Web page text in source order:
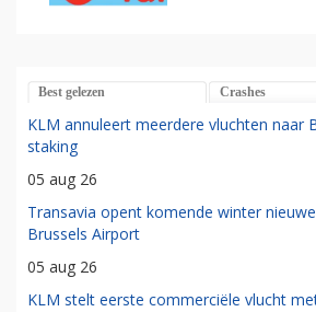
Best gelezen Crashes
KLM annuleert meerdere vluchten naar
staking
05 aug 26
Transavia opent komende winter
Brussels Airport
05 aug 26
KLM stelt eerste commerciële vlucht